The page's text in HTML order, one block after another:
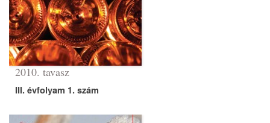
2010. tavasz
III. évfolyam 1. szám